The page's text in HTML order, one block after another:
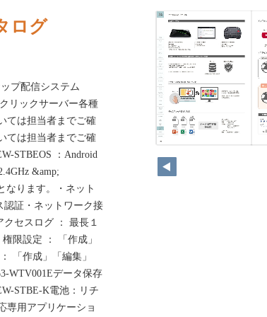
ログ
ップ配信システム
クリックサーバー各種
ては担当者までご確
ては担当者までご確
STBEOS ：Android
&amp;
なります。・ネット
認証・ネットワーク接
セスログ ： 最長１
限設定 ： 「作成」
「作成」「編集」
WTV001Eデータ保存
STBE-K電池：リチ
専用アプリケーショ